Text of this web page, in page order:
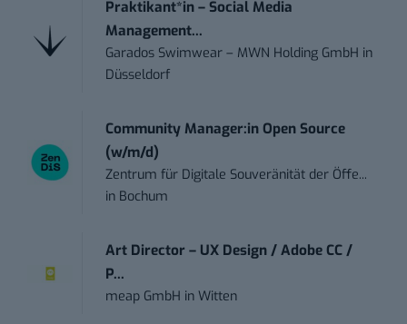
Praktikant*in – Social Media
Management...
Garados Swimwear – MWN Holding GmbH in
Düsseldorf
Community Manager:in Open Source
(w/m/d)
Zentrum für Digitale Souveränität der Öffe...
in Bochum
Art Director – UX Design / Adobe CC /
P...
meap GmbH inWitten